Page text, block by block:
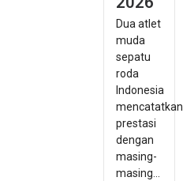
Dua atlet
muda
sepatu
roda
Indonesia
mencatatkan
prestasi
dengan
masing-
masing...